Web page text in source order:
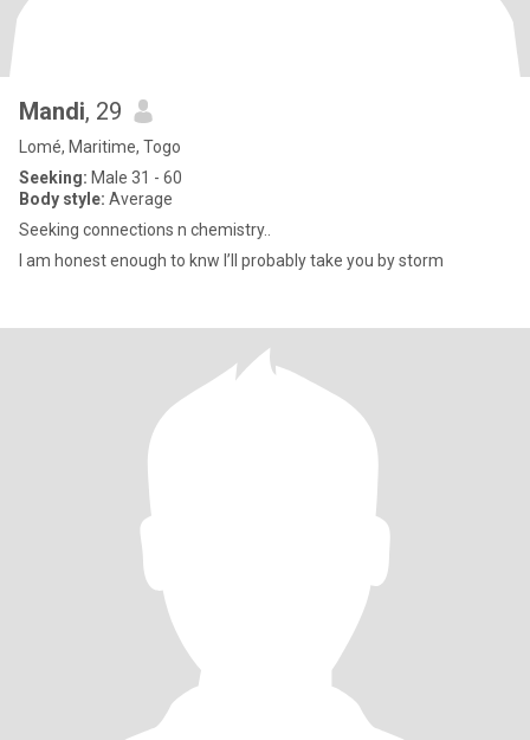
Mandi, 29
Lomé, Maritime, Togo
Seeking: Male 31 - 60
Body style: Average
Seeking connections n chemistry..
I am honest enough to knw I’ll probably take you by storm